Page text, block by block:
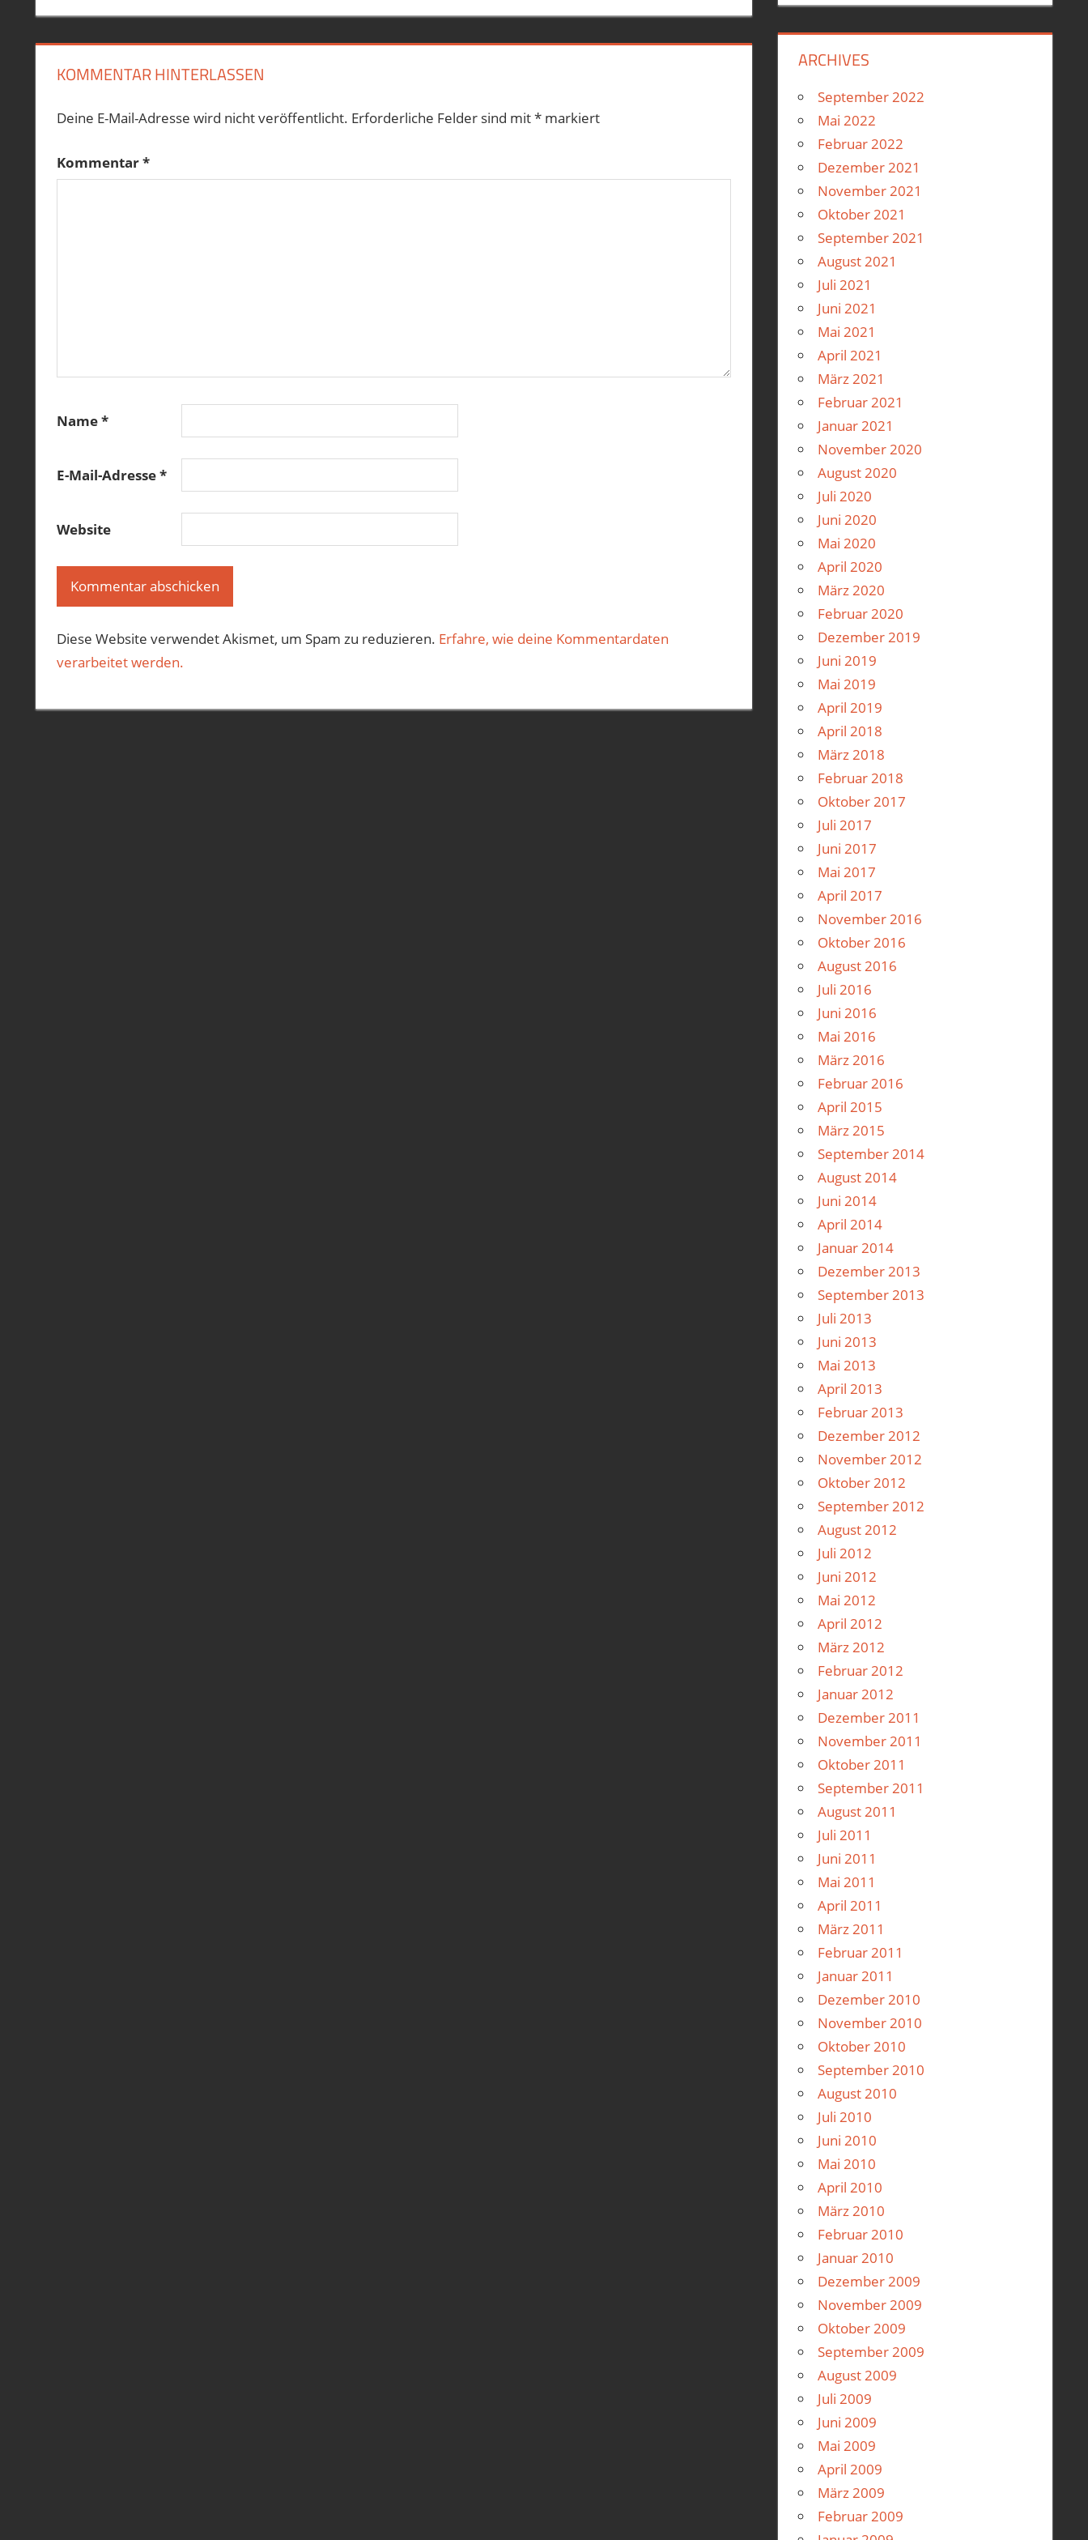
KOMMENTAR HINTERLASSEN
Deine E-Mail-Adresse wird nicht veröffentlicht. Erforderliche Felder sind mit*markiert
Kommentar*
Name*
E-Mail-Adresse*
Website
Diese Website verwendet Akismet, um Spam zu reduzieren. Erfahre, wie deine Kommentardaten
verarbeitet werden.
ARCHIVES
September 2022
Mai 2022
Februar 2022
Dezember 2021
November 2021
Oktober 2021
September 2021
August 2021
Juli 2021
Juni 2021
Mai 2021
April 2021
März 2021
Februar 2021
Januar 2021
November 2020
August 2020
Juli 2020
Juni 2020
Mai 2020
April 2020
März 2020
Februar 2020
Dezember 2019
Juni 2019
Mai 2019
April 2019
April 2018
März 2018
Februar 2018
Oktober 2017
Juli 2017
Juni 2017
Mai 2017
April 2017
November 2016
Oktober 2016
August 2016
Juli 2016
Juni 2016
Mai 2016
März 2016
Februar 2016
April 2015
März 2015
September 2014
August 2014
Juni 2014
April 2014
Januar 2014
Dezember 2013
September 2013
Juli 2013
Juni 2013
Mai 2013
April 2013
Februar 2013
Dezember 2012
November 2012
Oktober 2012
September 2012
August 2012
Juli 2012
Juni 2012
Mai 2012
April 2012
März 2012
Februar 2012
Januar 2012
Dezember 2011
November 2011
Oktober 2011
September 2011
August 2011
Juli 2011
Juni 2011
Mai 2011
April 2011
März 2011
Februar 2011
Januar 2011
Dezember 2010
November 2010
Oktober 2010
September 2010
August 2010
Juli 2010
Juni 2010
Mai 2010
April 2010
März 2010
Februar 2010
Januar 2010
Dezember 2009
November 2009
Oktober 2009
September 2009
August 2009
Juli 2009
Juni 2009
Mai 2009
April 2009
März 2009
Februar 2009